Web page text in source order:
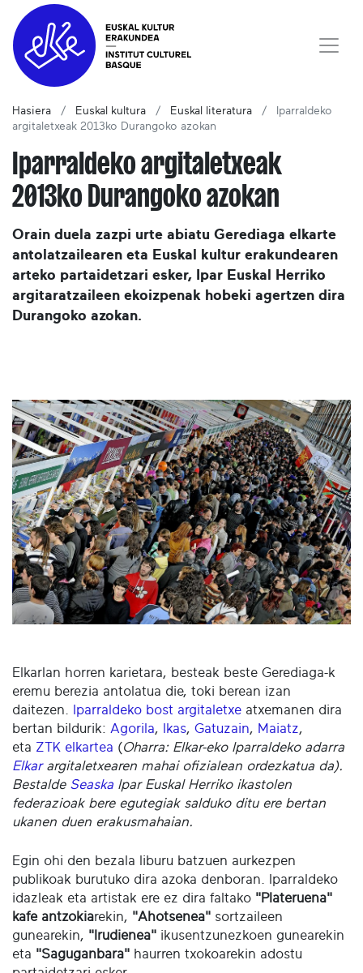
Hasiera Euskal kultura Euskal literatura
Iparraldeko
argitaletxeak 2013ko Durangoko azokan
Iparraldeko argitaletxeak
2013ko Durangoko azokan
Orain duela zazpi urte abiatu Gerediaga elkarte
antolatzailearen eta Euskal kultur erakundearen
arteko partaidetzari esker, Ipar Euskal Herriko
argitaratzaileen ekoizpenak hobeki agertzen dira
Durangoko azokan.
Elkarlan horren karietara, besteak beste Gerediaga-k
eremu berezia antolatua die, toki berean izan
daitezen.
Iparraldeko bost argitaletxe atxemanen dira
bertan bildurik: Agorila, Ikas, Gatuzain, Maiatz,
eta ZTK elkartea (Oharra: Elkar-eko Iparraldeko adarra
Elkarargitaletxearen mahai ofizialean ordezkatua da).
Bestalde Seaska Ipar Euskal Herriko ikastolen
federazioak bere egutegiak salduko ditu ere bertan
ukanen duen erakusmahaian.
Egin ohi den bezala liburu batzuen aurkezpen
publikoak burutuko dira azoka denboran. Iparraldeko
idazleak eta artistak ere ez dira faltako "Plateruena"
kafe antzokiarekin, "Ahotsenea" sortzaileen
gunearekin, "Irudienea" ikusentzunezkoen gunearekin
eta "Saguganbara" haurren txokoarekin adostu